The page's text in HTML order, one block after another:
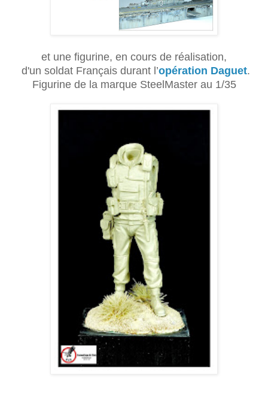
et une figurine, en cours de réalisation,
d'un soldat Français durant l’opération Daguet.
Figurine de la marque SteelMaster au 1/35